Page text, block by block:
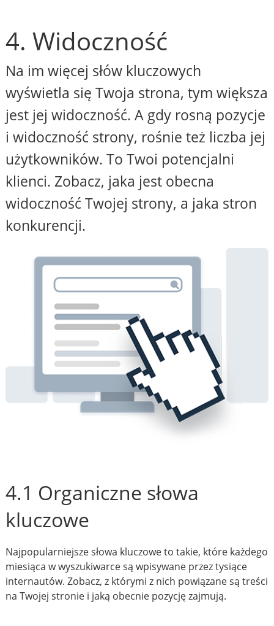
4. Widoczność
Na im więcej słów kluczowych
wyświetla się Twoja strona, tym większa
jest jej widoczność. A gdy rosną pozycje
i widoczność strony, rośnie też liczba jej
użytkowników. To Twoi potencjalni
klienci. Zobacz, jaka jest obecna
widoczność Twojej strony, a jaka stron
konkurencji.
4.1 Organiczne słowa
kluczowe
Najpopularniejsze słowa kluczowe to takie, które każdego
miesiąca w wyszukiwarce są wpisywane przez tysiące
internautów. Zobacz, z którymi z nich powiązane są treści
na Twojej stronie i jaką obecnie pozycję zajmują.